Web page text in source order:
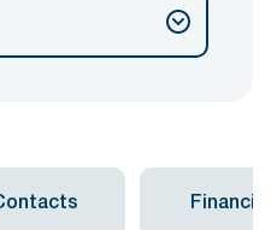
Financial